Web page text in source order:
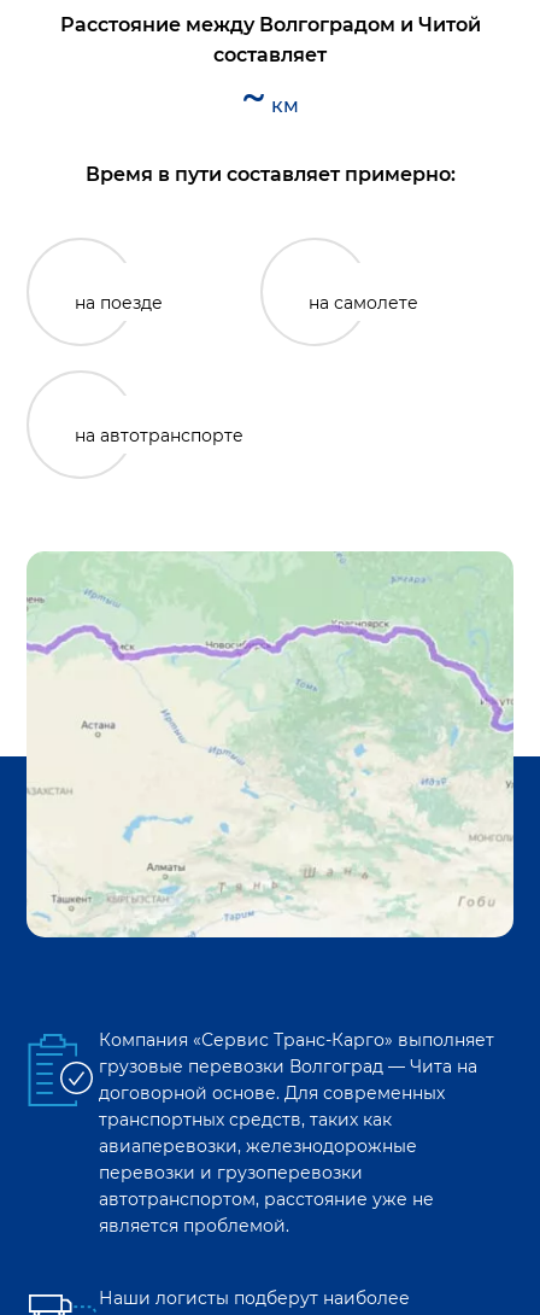
Расстояние между Волгоградом и Читой
составляет
~ км
Время в пути составляет примерно:
на поезде на самолете
на автотранспорте
Компания «Сервис Транс-Карго» выполняет
грузовые перевозки Волгоград —Чита на
договорной основе. Для современных
транспортных средств, таких как
авиаперевозки, железнодорожные
перевозки и грузоперевозки
автотранспортом, расстояние уже не
является проблемой.
Наши логисты подберут наиболее